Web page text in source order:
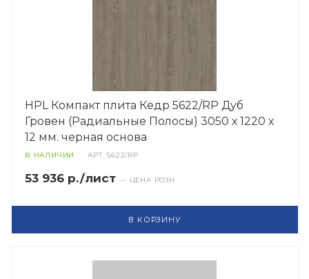
HPL Компакт плита Кедр 5622/RP Дуб
Гровен (Радиальные Полосы) 3050 х 1220 х
12 мм. черная основа
В НАЛИЧИИ АРТ.5622/RP
53 936 р./лист — ЦЕНА РОЗН.
В КОРЗИНУ